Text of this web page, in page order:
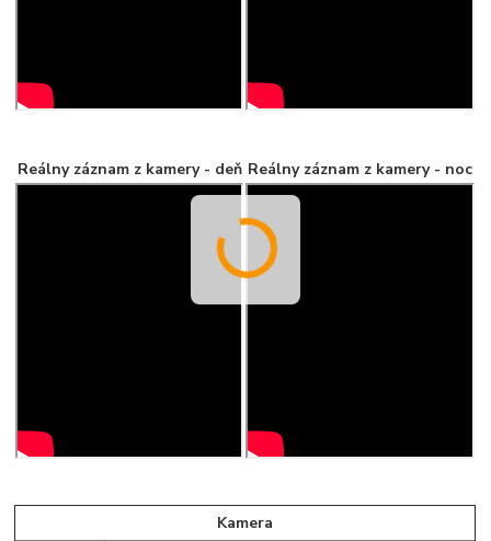
Reálny záznam z kamery - deň Reálny záznam z kamery - noc
Kamera